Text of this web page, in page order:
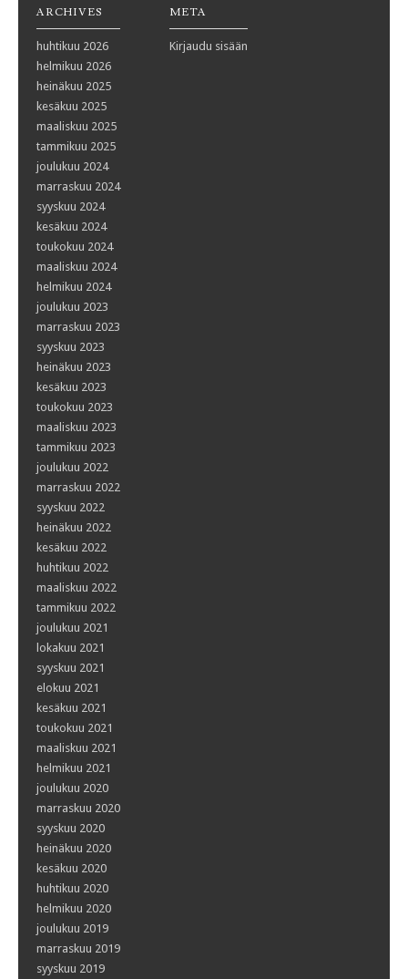
ARCHIVES
huhtikuu 2026
helmikuu 2026
heinäkuu 2025
kesäkuu 2025
maaliskuu 2025
tammikuu 2025
joulukuu 2024
marraskuu 2024
syyskuu 2024
kesäkuu 2024
toukokuu 2024
maaliskuu 2024
helmikuu 2024
joulukuu 2023
marraskuu 2023
syyskuu 2023
heinäkuu 2023
kesäkuu 2023
toukokuu 2023
maaliskuu 2023
tammikuu 2023
joulukuu 2022
marraskuu 2022
syyskuu 2022
heinäkuu 2022
kesäkuu 2022
huhtikuu 2022
maaliskuu 2022
tammikuu 2022
joulukuu 2021
lokakuu 2021
syyskuu 2021
elokuu 2021
kesäkuu 2021
toukokuu 2021
maaliskuu 2021
helmikuu 2021
joulukuu 2020
marraskuu 2020
syyskuu 2020
heinäkuu 2020
kesäkuu 2020
huhtikuu 2020
helmikuu 2020
joulukuu 2019
marraskuu 2019
syyskuu 2019
META
Kirjaudu sisään